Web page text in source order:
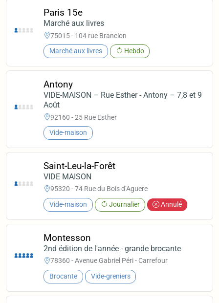
Paris 15e
Marché aux livres
75015 - 104 rue Brancion
Marché aux livres Hebdo
Antony
VIDE-MAISON – Rue Esther - Antony – 7,8 et 9
Août
92160 - 25 Rue Esther
Vide-maison
Saint-Leu-la-Forêt
VIDE MAISON
95320 - 74 Rue du Bois d’Aguere
Vide-maison Journalier Annulé
Montesson
2nd édition de l'année - grande brocante
78360 - Avenue Gabriel Péri - Carrefour
Brocante Vide-greniers